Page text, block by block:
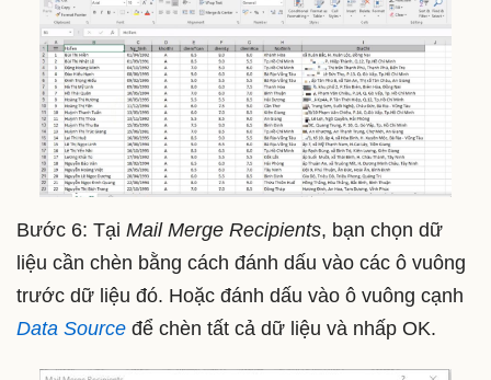
Bước 6: Tại Mail Merge Recipients, bạn chọn dữ
liệu cần chèn bằng cách đánh dấu vào các ô vuông
trước dữ liệu đó. Hoặc đánh dấu vào ô vuông cạnh
Data Source để chèn tất cả dữ liệu và nhấp OK.